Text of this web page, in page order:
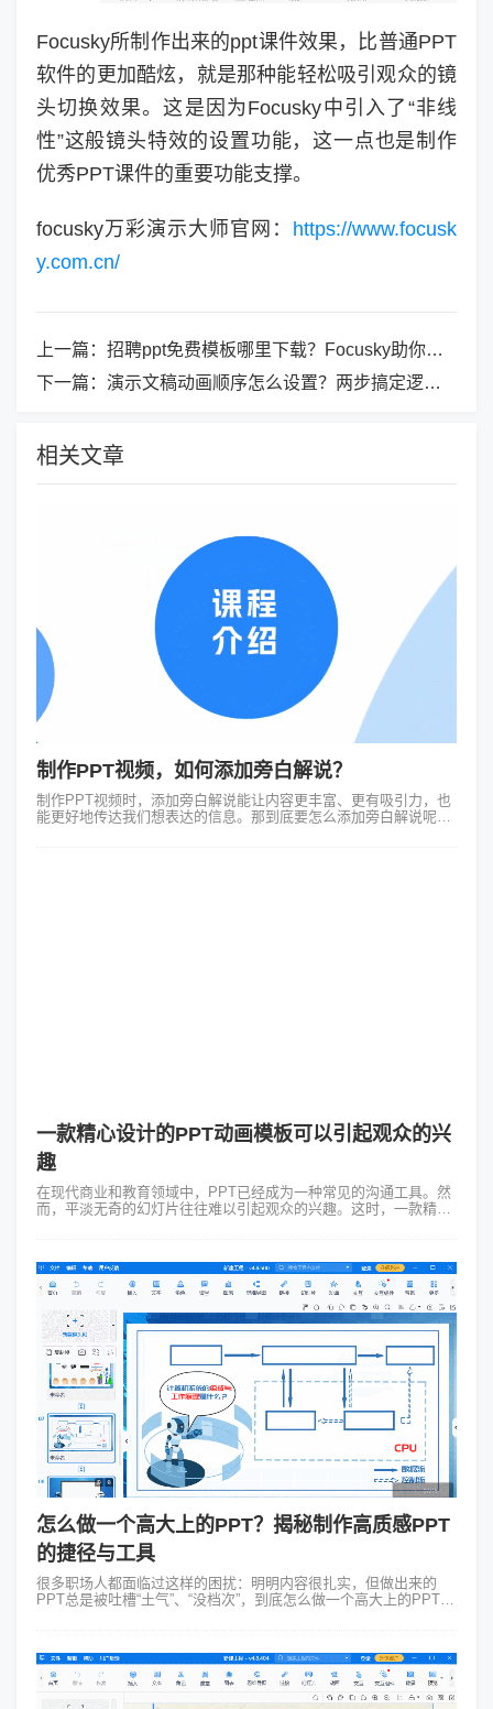
Focusky所制作出来的ppt课件效果，比普通PPT
软件的更加酷炫，就是那种能轻松吸引观众的镜
头切换效果。这是因为Focusky中引入了“非线
性”这般镜头特效的设置功能，这一点也是制作
优秀PPT课件的重要功能支撑。
focusky万彩演示大师官网： https://www.focusk
y.com.cn/
上一篇： 招聘ppt免费模板哪里下载？Focusky助你打造沉浸式招聘演示
下一篇： 演示文稿动画顺序怎么设置？两步搞定逻辑与Focusky进阶技巧
相关文章
制作PPT视频，如何添加旁白解说？
制作PPT视频时，添加旁白解说能让内容更丰富、更有吸引力，也
能更好地传达我们想表达的信息。那到底要怎么添加旁白解说呢？
一款精心设计的PPT动画模板可以引起观众的兴
趣
在现代商业和教育领域中，PPT已经成为一种常见的沟通工具。然
而，平淡无奇的幻灯片往往难以引起观众的兴趣。这时，一款精心
怎么做一个高大上的PPT？揭秘制作高质感PPT
的捷径与工具
很多职场人都面临过这样的困扰：明明内容很扎实，但做出来的
PPT总是被吐槽“土气”、“没档次”，到底怎么做一个高大上的PPT？